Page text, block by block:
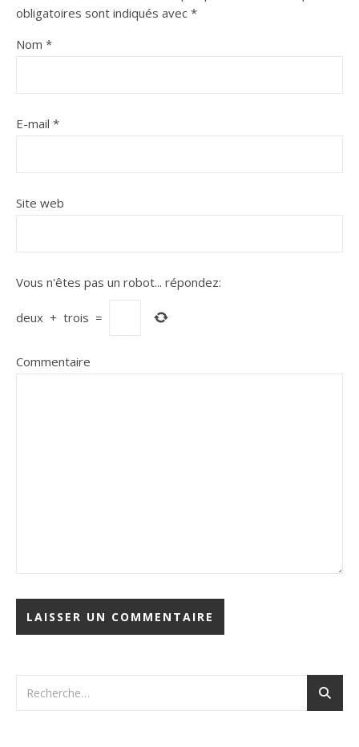
obligatoires sont indiqués avec *
Nom *
E-mail *
Site web
Vous n'êtes pas un robot... répondez:
deux + trois =
Commentaire